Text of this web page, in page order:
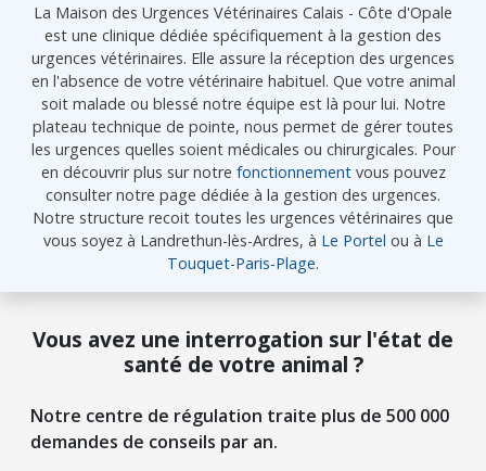
La Maison des Urgences Vétérinaires Calais - Côte d'Opale
est une clinique dédiée spécifiquement à la gestion des
urgences vétérinaires. Elle assure la réception des urgences
en l'absence de votre vétérinaire habituel. Que votre animal
soit malade ou blessé notre équipe est là pour lui. Notre
plateau technique de pointe, nous permet de gérer toutes
les urgences quelles soient médicales ou chirurgicales. Pour
en découvrir plus sur notre fonctionnementvous pouvez
consulter notre page dédiée à la gestion des urgences.
Notre structure recoit toutes les urgences vétérinaires que
vous soyez à Landrethun-lès-Ardres, à Le Portel ou à Le
Touquet-Paris-Plage.
Vous avez une interrogation sur l'état de
santé de votre animal ?
Notre centre de régulation traite plus de 500 000
demandes de conseils par an.